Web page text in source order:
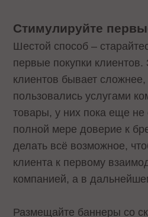
Стимулируйте
Шестой способ –
первые покупки
клиентов бывает
пользовались услугами
товары, у них пока еще
полной мере доверие к
делать всё возможное,
клиента к первому
компанией, а в
Размещайте баннеры со